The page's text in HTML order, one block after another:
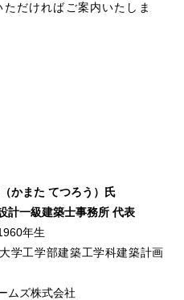
だければご案内いたしま
かまた てつろう）氏
計一級建築士事務所 代表
年生
学工学部建築工学科建築計画
ムズ株式会社